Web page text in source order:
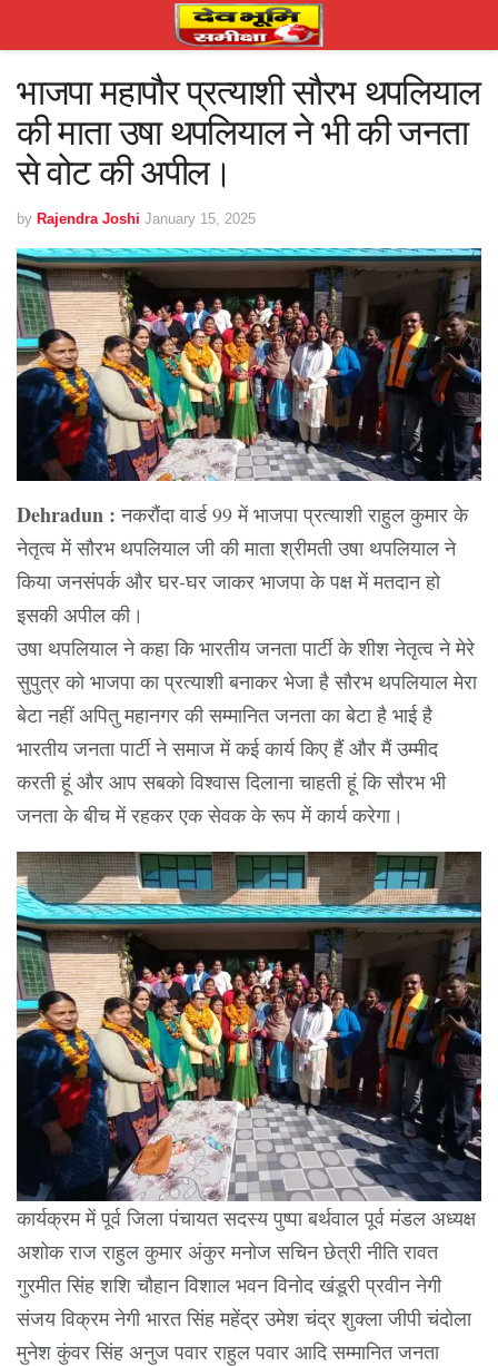
भाजपा महापौर प्रत्याशी सौरभ थपलियाल
की माता उषा थपलियाल ने भी की जनता
से वोट की अपील।
by Rajendra Joshi January 15, 2025
Dehradun :नकरौंदा वार्ड 99 में भाजपा प्रत्याशी राहुल कुमार के
नेतृत्व में सौरभ थपलियाल जी की माता श्रीमती उषा थपलियाल ने
किया जनसंपर्क और घर-घर जाकर भाजपा के पक्ष में मतदान हो
इसकी अपील की।
उषा थपलियाल ने कहा कि भारतीय जनता पार्टी के शीश नेतृत्व ने मेरे
सुपुत्र को भाजपा का प्रत्याशी बनाकर भेजा है सौरभ थपलियाल मेरा
बेटा नहीं अपितु महानगर की सम्मानित जनता का बेटा है भाई है
भारतीय जनता पार्टी ने समाज में कई कार्य किए हैं और मैं उम्मीद
करती हूं और आप सबको विश्वास दिलाना चाहती हूं कि सौरभ भी
जनता के बीच में रहकर एक सेवक के रूप में कार्य करेगा।
कार्यक्रम में पूर्व जिला पंचायत सदस्य पुष्पा बर्थवाल पूर्व मंडल अध्यक्ष
अशोक राज राहुल कुमार अंकुर मनोज सचिन छेत्री नीति रावत
गुरमीत सिंह शशि चौहान विशाल भवन विनोद खंडूरी प्रवीन नेगी
संजय विक्रम नेगी भारत सिंह महेंद्र उमेश चंद्र शुक्ला जीपी चंदोला
मुनेश कुंवर सिंह अनुज पवार राहुल पवार आदि सम्मानित जनता